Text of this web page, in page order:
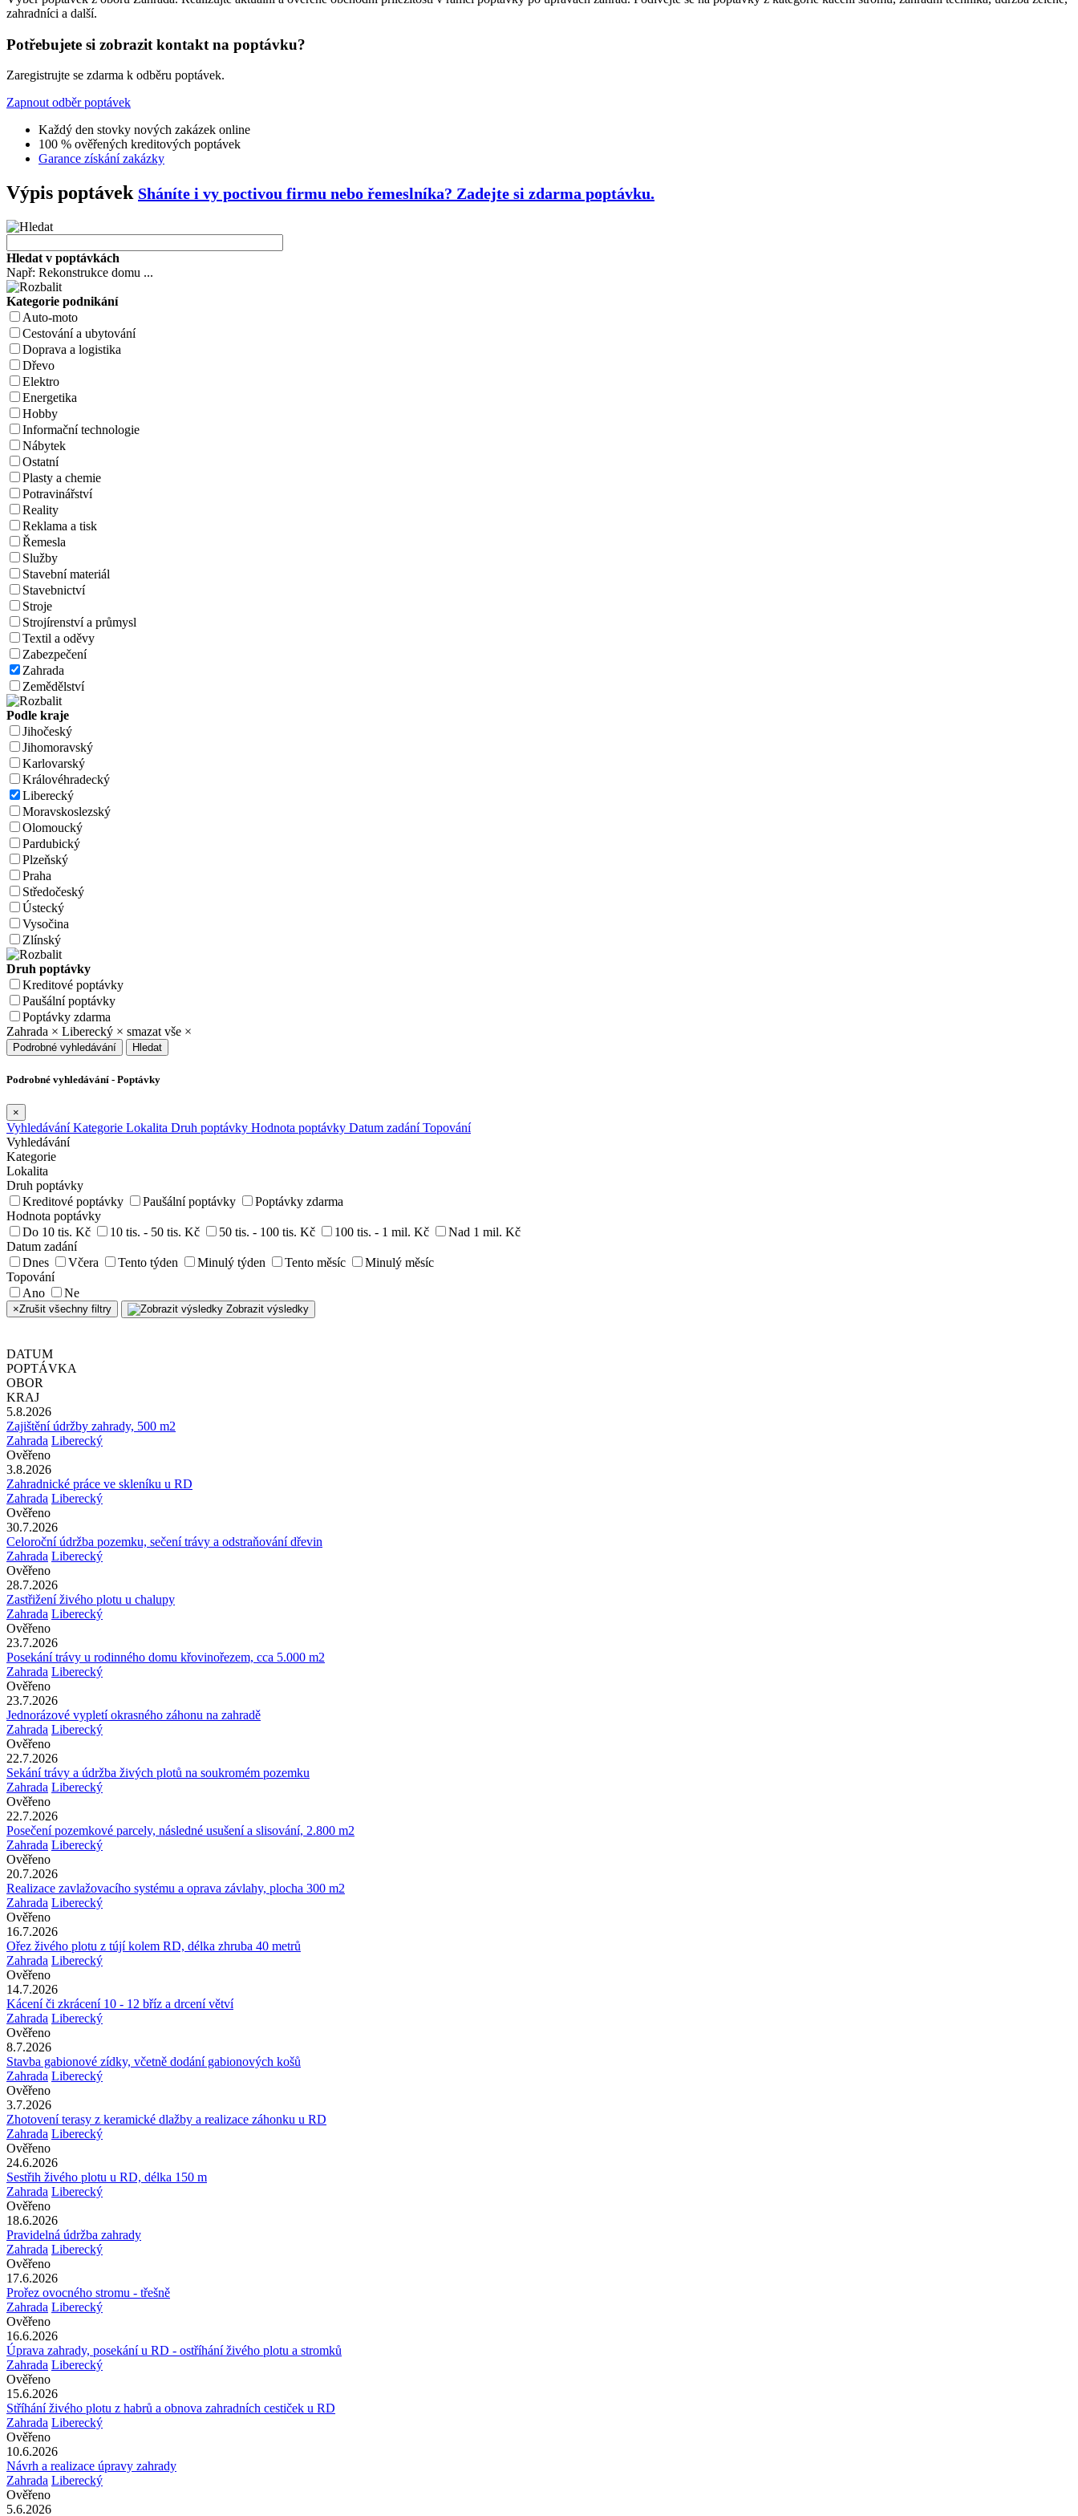
zahradníci a další.
Potřebujete si zobrazit kontakt na poptávku?
Zaregistrujte se zdarma k odběru poptávek.
Zapnout odběr poptávek
Každý den stovky nových zakázek online
100 % ověřených kreditových poptávek
Garance získání zakázky
Výpis poptávek Sháníte i vy poctivou firmu nebo řemeslníka? Zadejte si zdarma poptávku.
Hledat v poptávkách
Např: Rekonstrukce domu ...
Kategorie podnikání
Auto-moto
Cestování a ubytování
Doprava a logistika
Dřevo
Elektro
Energetika
Hobby
Informační technologie
Nábytek
Ostatní
Plasty a chemie
Potravinářství
Reality
Reklama a tisk
Řemesla
Služby
Stavební materiál
Stavebnictví
Stroje
Strojírenství a průmysl
Textil a oděvy
Zabezpečení
Zahrada
Zemědělství
Podle kraje
Jihočeský
Jihomoravský
Karlovarský
Královéhradecký
Liberecký
Moravskoslezský
Olomoucký
Pardubický
Plzeňský
Praha
Středočeský
Ústecký
Vysočina
Zlínský
Druh poptávky
Kreditové poptávky
Paušální poptávky
Poptávky zdarma
Zahrada × Liberecký × smazat vše ×
Podrobné vyhledávání Hledat
Podrobné vyhledávání - Poptávky
×
Vyhledávání Kategorie Lokalita Druh poptávky Hodnota poptávky Datum zadání Topování
Vyhledávání
Kategorie
Lokalita
Druh poptávky
Kreditové poptávky
Paušální poptávky
Poptávky zdarma
Hodnota poptávky
Do 10 tis. Kč
10 tis. - 50 tis. Kč 50 tis. - 100 tis. Kč 100 tis. - 1 mil. Kč
Nad 1 mil. Kč
Datum zadání
Dnes
Včera Tento týden Minulý týden Tento měsíc
Minulý měsíc
Topování
Ano
Ne
×Zrušit všechny filtry Zobrazit výsledky
DATUM
POPTÁVKA
OBOR
KRAJ
5.8.2026
Zajištění údržby zahrady, 500 m2
Zahrada Liberecký
Ověřeno
3.8.2026
Zahradnické práce ve skleníku u RD
Zahrada Liberecký
Ověřeno
30.7.2026
Celoroční údržba pozemku, sečení trávy a odstraňování dřevin
Zahrada Liberecký
Ověřeno
28.7.2026
Zastřižení živého plotu u chalupy
Zahrada Liberecký
Ověřeno
23.7.2026
Posekání trávy u rodinného domu křovinořezem, cca 5.000 m2
Zahrada Liberecký
Ověřeno
23.7.2026
Jednorázové vypletí okrasného záhonu na zahradě
Zahrada Liberecký
Ověřeno
22.7.2026
Sekání trávy a údržba živých plotů na soukromém pozemku
Zahrada Liberecký
Ověřeno
22.7.2026
Posečení pozemkové parcely, následné usušení a slisování, 2.800 m2
Zahrada Liberecký
Ověřeno
20.7.2026
Realizace zavlažovacího systému a oprava závlahy, plocha 300 m2
Zahrada Liberecký
Ověřeno
16.7.2026
Ořez živého plotu z tújí kolem RD, délka zhruba 40 metrů
Zahrada Liberecký
Ověřeno
14.7.2026
Kácení či zkrácení 10 - 12 bříz a drcení větví
Zahrada Liberecký
Ověřeno
8.7.2026
Stavba gabionové zídky, včetně dodání gabionových košů
Zahrada Liberecký
Ověřeno
3.7.2026
Zhotovení terasy z keramické dlažby a realizace záhonku u RD
Zahrada Liberecký
Ověřeno
24.6.2026
Sestřih živého plotu u RD, délka 150 m
Zahrada Liberecký
Ověřeno
18.6.2026
Pravidelná údržba zahrady
Zahrada Liberecký
Ověřeno
17.6.2026
Prořez ovocného stromu - třešně
Zahrada Liberecký
Ověřeno
16.6.2026
Úprava zahrady, posekání u RD - ostříhání živého plotu a stromků
Zahrada Liberecký
Ověřeno
15.6.2026
Stříhání živého plotu z habrů a obnova zahradních cestiček u RD
Zahrada Liberecký
Ověřeno
10.6.2026
Návrh a realizace úpravy zahrady
Zahrada Liberecký
Ověřeno
5.6.2026